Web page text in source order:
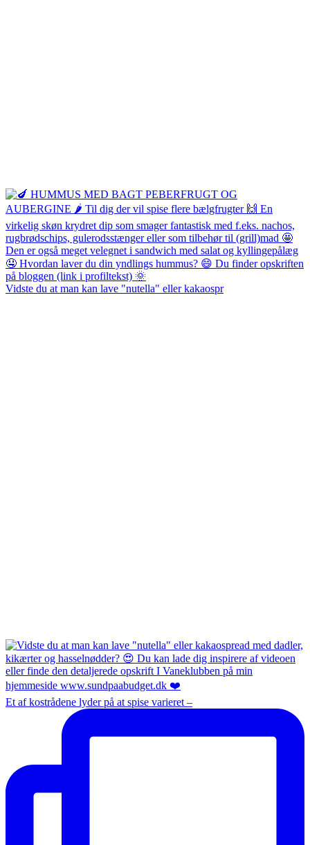
Vidste du at man kan lave "nutella" eller kakaospr
Et af kostrådene lyder på at spise varieret –